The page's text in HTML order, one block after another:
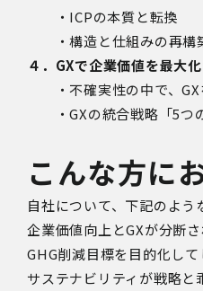
・ICPの本質と転換
・構造と仕組みの再構
４．GXで企業価値を最大
・不確実性の中で、GX
・GXの統合戦略「5つの
こんな方に
自社について、下記のよ
企業価値向上とGXが分断
GHG削減目標を目的化して
サステナビリティが戦略と